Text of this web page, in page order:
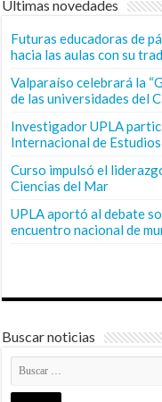
Últimas novedades
Futuras educadoras de
hacia las aulas con su
Valparaíso celebrará la
de las universidades del
Investigador UPLA
Internacional de
Curso impulsó el
Ciencias del Mar
UPLA aportó al debate
encuentro nacional de
Buscar noticias